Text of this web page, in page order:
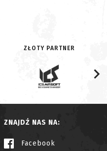
ZŁOTY PARTNER
ZNAJDŹ NAS NA:
Facebook